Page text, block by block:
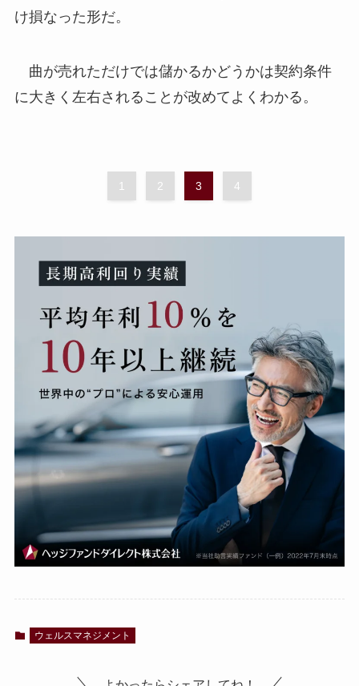
け損なった形だ。
曲が売れただけでは儲かるかどうかは契約条件
に大きく左右されることが改めてよくわかる。
1 2 3 4
ウェルスマネジメント